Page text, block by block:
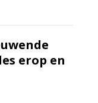
erop en